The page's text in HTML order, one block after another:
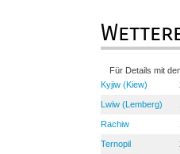
Für Details mit
Kyjiw (Kiew)
Lwiw (Lemberg)
Rachiw
Ternopil